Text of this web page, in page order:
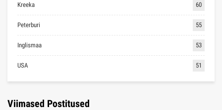
Kreeka 60
Peterburi 55
Inglismaa 53
USA 51
Viimased Postitused